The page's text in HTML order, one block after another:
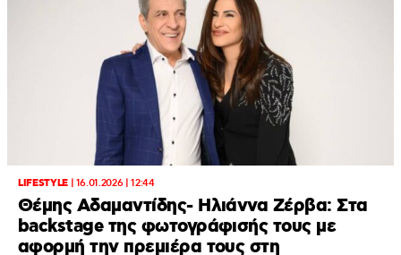
LIFESTYLE| 16.01.2026 | 12:44
Θέμης Αδαμαντίδης- Ηλιάννα Ζέρβα: Στα
backstage της φωτογράφισής τους με
αφορμή την πρεμιέρα τους στη